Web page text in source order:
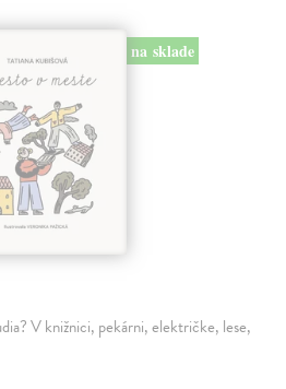
na sklade
V knižnici, pekárni, električke, lese,